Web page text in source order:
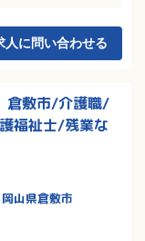
人に問い合わせる
倉敷市/介護職/
福祉士/残業な
岡山県倉敷市